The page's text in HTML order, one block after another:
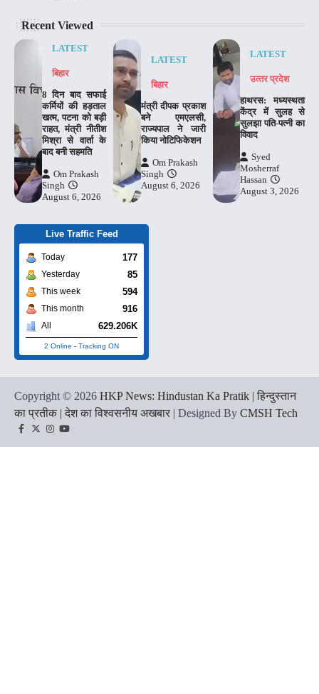
Recent Viewed
LATEST
बिहार
8 दिन बाद सफाई
कर्मियों की हड़ताल
खत्म, पटना को बड़ी
राहत, मंत्री नीतीश
मिश्रा से वार्ता के
बाद बनी सहमति
Om Prakash
Singh
August 6, 2026
LATEST
बिहार
मंत्री दीपक प्रकाश
बने एमएलसी,
राज्यपाल ने जारी
किया नोटिफिकेशन
Om Prakash
Singh
August 6, 2026
LATEST
उत्‍तर प्रदेश
हाथरस: मध्यस्थता
केंद्र में सुलह से
सुलझा पति-पत्नी का
विवाद
Syed
Mosherraf
Hassan
August 3, 2026
Live Traffic Feed
Today 177
Yesterday 85
This week 594
This month 916
All 629.206K
2 Online - Tracking ON
Copyright © 2026 HKP News: Hindustan Ka Pratik | हिन्दुस्तान
का प्रतीक | देश का विश्वसनीय अखबार | Designed By CMSH Tech
Facebook
TwitterInstagram
YouTube